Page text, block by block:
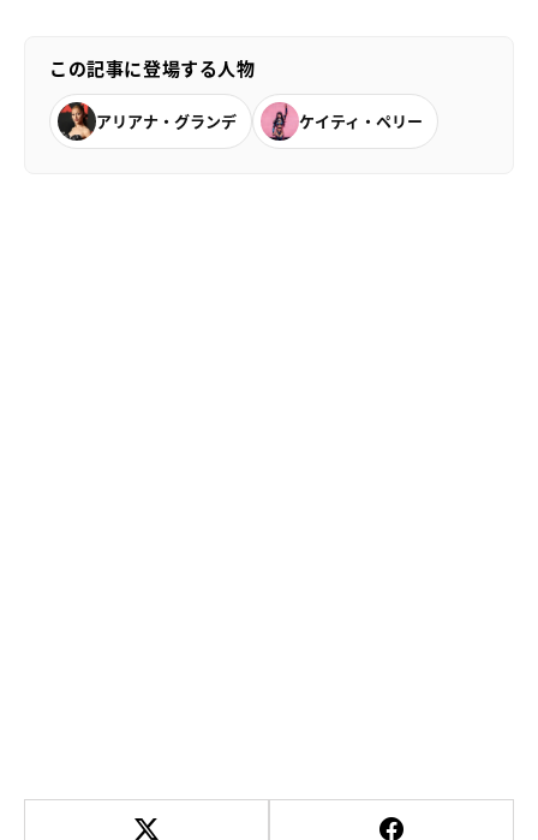
この記事に登場する人物
アリアナ・グランデ ケイティ・ペリー